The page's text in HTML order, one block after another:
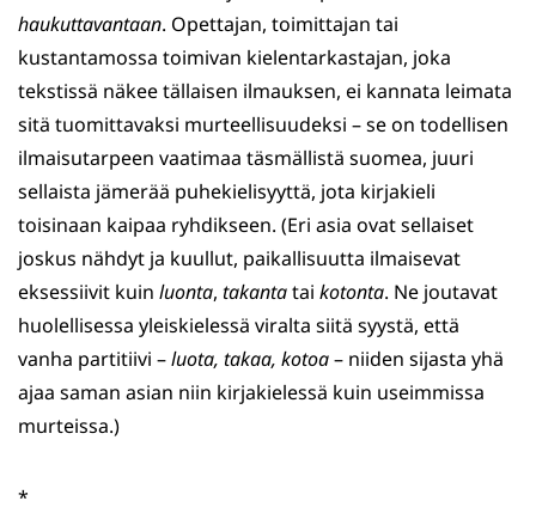
haukuttavantaan. Opettajan, toimittajan tai
kustantamossa toimivan kielentarkastajan, joka
tekstissä näkee tällaisen ilmauksen, ei kannata leimata
sitä tuomittavaksi murteellisuudeksi – se on todellisen
ilmaisutarpeen vaatimaa täsmällistä suomea, juuri
sellaista jämerää puhekielisyyttä, jota kirjakieli
toisinaan kaipaa ryhdikseen. (Eri asia ovat sellaiset
joskus nähdyt ja kuullut, paikallisuutta ilmaisevat
eksessiivit kuin luonta, takantatai kotonta. Ne joutavat
huolellisessa yleiskielessä viralta siitä syystä, että
vanha partitiivi –luota, takaa, kotoa– niiden sijasta yhä
ajaa saman asian niin kirjakielessä kuin useimmissa
murteissa.)
*